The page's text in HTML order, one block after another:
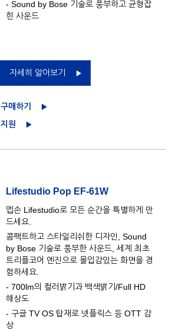
- Sound by Bose 기술로 풍부하고 균형잡
힌 사운드
자세히 알아보기
구매하기
지원
Lifestudio Pop EF-61W
엡손 Lifestudio로 모든 순간을 특별하게 만
드세요.
콤팩트하고 스타일리쉬한 디자인, Sound
by Bose 기술로 풍부한 사운드, 세계 최초
트리플코어 엔진으로 몰입감있는 화면을 경
험하세요.
- 700lm의 컬러밝기과 백색밝기/Full HD
해상도
- 구글 TV OS 탑재로 넷플릭스 등 OTT 감
상